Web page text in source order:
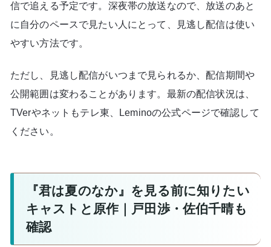
信で追える予定です。深夜帯の放送なので、放送のあと
に自分のペースで見たい人にとって、見逃し配信は使い
やすい方法です。
ただし、見逃し配信がいつまで見られるか、配信期間や
公開範囲は変わることがあります。最新の配信状況は、
TVerやネットもテレ東、Leminoの公式ページで確認して
ください。
『君は夏のなか』を見る前に知りたい
キャストと原作｜戸田渉・佐伯千晴も
確認